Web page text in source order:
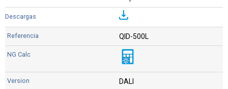
QID-500L
DALI